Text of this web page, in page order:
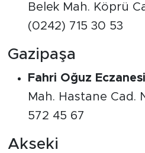
Belek Mah. Köprü
(0242) 715 30 53
Gazipaşa
Fahri Oğuz Eczanesi
Mah. Hastane Cad.
572 45 67
Akseki